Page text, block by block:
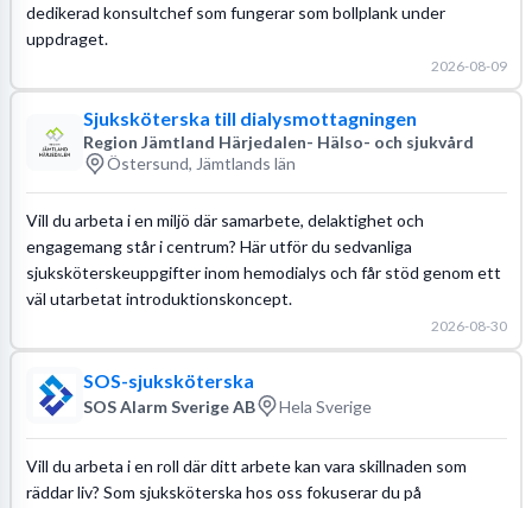
dedikerad konsultchef som fungerar som bollplank under
uppdraget.
2026-08-09
Sjuksköterska till dialysmottagningen
Region Jämtland Härjedalen- Hälso- och sjukvård
Östersund, Jämtlands län
Vill du arbeta i en miljö där samarbete, delaktighet och
engagemang står i centrum? Här utför du sedvanliga
sjuksköterskeuppgifter inom hemodialys och får stöd genom ett
väl utarbetat introduktionskoncept.
2026-08-30
SOS-sjuksköterska
SOS Alarm Sverige AB Hela Sverige
Vill du arbeta i en roll där ditt arbete kan vara skillnaden som
räddar liv? Som sjuksköterska hos oss fokuserar du på